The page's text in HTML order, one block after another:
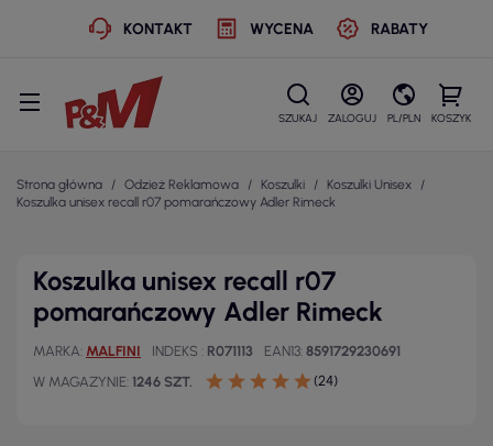
KONTAKT WYCENA RABATY
SZUKAJ ZALOGUJ PL/PLN KOSZYK
Strona główna Odzież Reklamowa Koszulki
Koszulki Unisex
Koszulka unisex recall r07 pomarańczowy Adler Rimeck
Koszulka unisex recall r07
pomarańczowy Adler Rimeck
MARKA MALFINI INDEKS R071113 EAN13 8591729230691
W MAGAZYNIE 1246 SZT. (24)